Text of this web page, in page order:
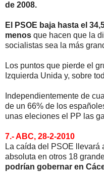
de 2008.
El PSOE baja hasta el
menos que hacen que la
socialistas sea la más
Los puntos que pierde el
Izquierda Unida y, sobre
Independientemente de
de un 66% de los
unas eleciones el PP las
7.- ABC, 28-2-2010
La caída del PSOE llevará
absoluta en otros 18
podrían gobernar en